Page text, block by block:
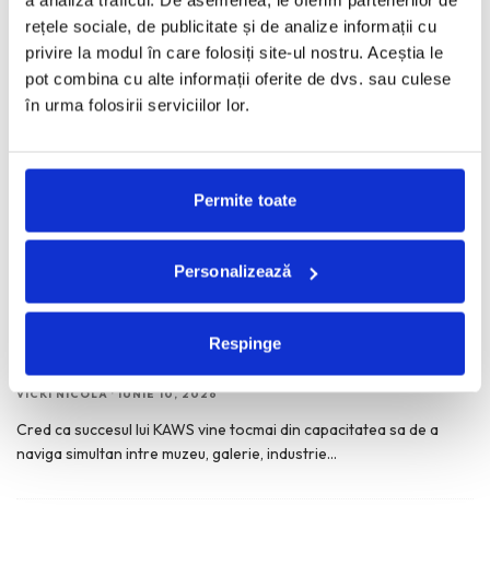
rețele sociale, de publicitate și de analize informații cu
privire la modul în care folosiți site-ul nostru. Aceștia le
pot combina cu alte informații oferite de dvs. sau culese
în urma folosirii serviciilor lor.
Permite toate
Personalizează
Respinge
KAWS: Art & Comix la Albertina Modern – cand
benzile desenate intra in muzeu
VICKI NICOLA · IUNIE 10, 2026
Cred ca succesul lui KAWS vine tocmai din capacitatea sa de a
naviga simultan intre muzeu, galerie, industrie...